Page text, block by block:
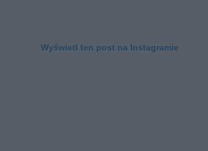
Wyświetl ten post na Instagramie